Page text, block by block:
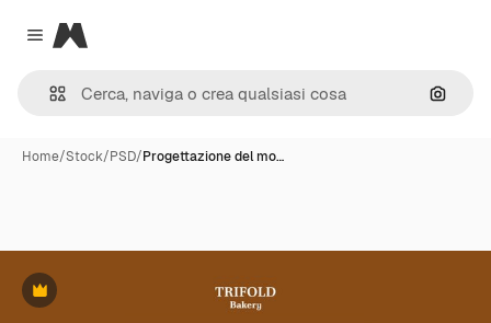
Close menu
Magnific
Cerca
Home/Stock/PSD/Progettazione del mo…
Premium